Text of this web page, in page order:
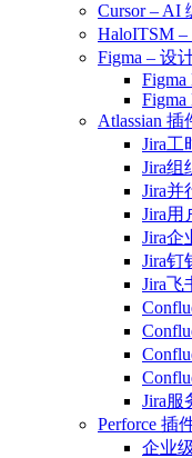
Cursor – AI
HaloITSM
Figma – 设
Figma
Figma
Atlassian
Jira工
Jira组
Jira并
Jira用
Jira企
Jira钉
Jira飞
Jira服
Perforce 插
企业